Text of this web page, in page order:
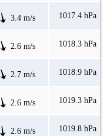
3.4 m/s 1017.4 hPa
2.6 m/s 1018.3 hPa
2.7 m/s 1018.9 hPa
2.6 m/s 1019.3 hPa
2.6 m/s 1019.8 hPa